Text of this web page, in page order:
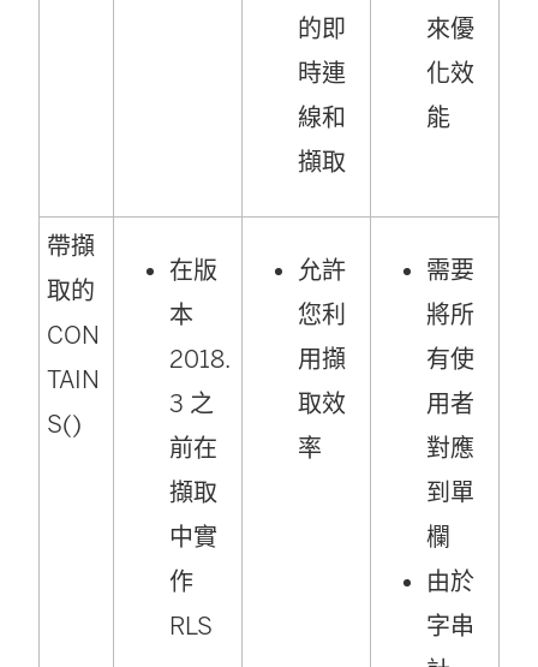
的即
時連
線和
擷取
來優
化效
能
帶擷
取的
CON
TAIN
S()
在版
本
2018.
3 之
前在
擷取
中實
作
RLS
允許
您利
用擷
取效
率
需要
將所
有使
用者
對應
到單
欄
由於
字串